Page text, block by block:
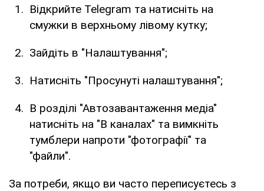
Відкрийте Telegram та натисніть на
смужки в верхньому лівому кутку;
Зайдіть в "Налаштування";
Натисніть "Просунуті налаштування";
В розділі "Автозавантаження медіа"
натисніть на "В каналах" та вимкніть
тумблери напроти "фотографії" та
"файли".
За потреби, якщо ви часто переписуєтесь з